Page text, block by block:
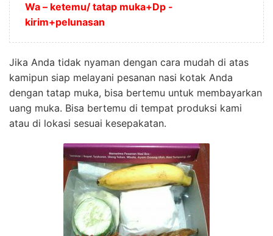
Wa – ketemu/ tatap muka+Dp -
kirim+pelunasan
Jika Anda tidak nyaman dengan cara mudah di atas
kamipun siap melayani pesanan nasi kotak Anda
dengan tatap muka, bisa bertemu untuk membayarkan
uang muka. Bisa bertemu di tempat produksi kami
atau di lokasi sesuai kesepakatan.